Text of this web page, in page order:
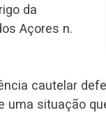
da
Açores n.
cautelar
situação